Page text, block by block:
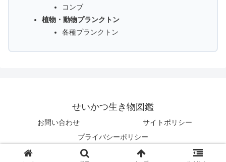
コンブ
植物・動物プランクトン
各種プランクトン
せいかつ生き物図鑑
お問い合わせ
サイトポリシー
プライバシーポリシー
© 2025 せいかつ生き物図鑑.